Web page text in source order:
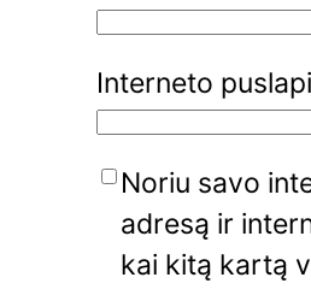
Interneto
Noriu savo
adresą ir
kai kitą kartą